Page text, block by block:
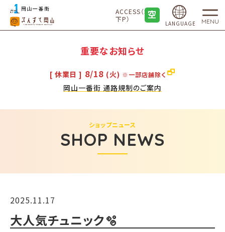
ACCESS（地
下P）
LANGUAGE MENU
重要なお知らせ
[ 休業日 ] 8/18 (火) ※一部店舗除く
岡山一番街 通路規制のご案内
SHOP NEWS
ショップニュース
2025.11.17
大人気チュニック🫧